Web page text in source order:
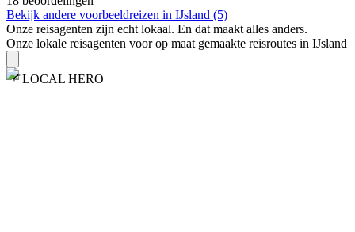
Bekijk andere voorbeeldreizen in IJsland (5)
Onze reisagenten zijn echt lokaal. En dat maakt alles anders.
Onze lokale reisagenten voor op maat gemaakte reisroutes in IJsland
LOCAL HERO